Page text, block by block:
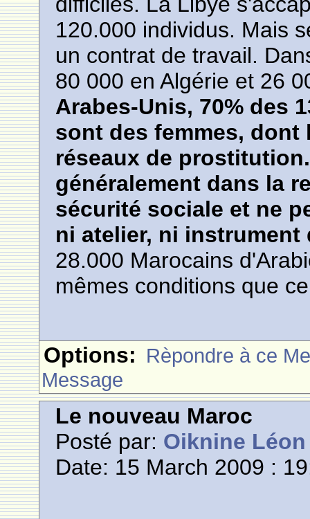
120.000 individus. Mais
un contrat de travail.
80 000 en Algérie et 26
Arabes-Unis, 70% des
sont des femmes,
réseaux de
généralement dans la
sécurité sociale et ne
ni atelier, ni
28.000 Marocains
mêmes conditions que
Options: Rèpondre à ce
Message
Le nouveau Maroc
Posté par: Oiknine Léon
Date: 15 March 2009 :